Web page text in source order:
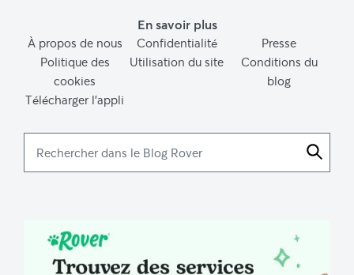
En savoir plus
À propos de nous Confidentialité
Presse
Politique des
cookies
Utilisation du site
Conditions du
blog
Télécharger l’appli
dans